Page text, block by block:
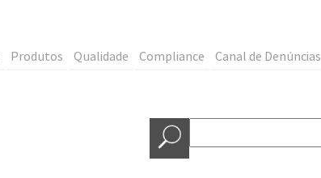
Produtos Qualidade Compliance Canal de Denúncias